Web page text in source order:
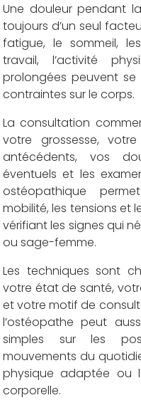
Une douleur pendant
toujours d’un seul
fatigue, le sommeil,
travail, l’activité
prolongées peuvent
contraintes sur le corps.
La consultation
votre grossesse,
antécédents, vos
éventuels et les
ostéopathique
mobilité, les tensions et
vérifiant les signes qui
ou sage-femme.
Les techniques sont
votre état de santé,
et votre motif de
l’ostéopathe peut
simples sur les
mouvements du
physique adaptée ou
corporelle.